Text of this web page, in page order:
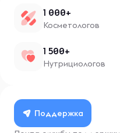
1 000+
Косметологов
1 500+
Нутрициологов
Поддержка